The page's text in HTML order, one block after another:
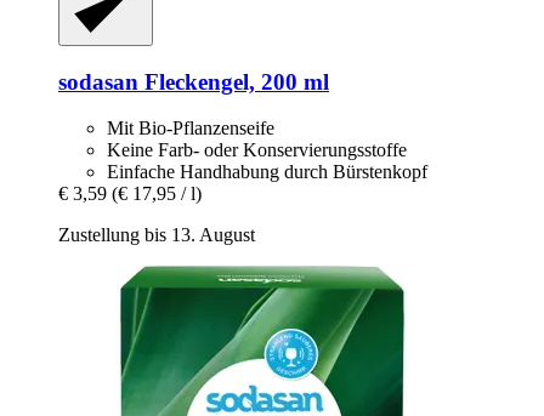
sodasan Fleckengel, 200 ml
Mit Bio-Pflanzenseife
Keine Farb- oder Konservierungsstoffe
Einfache Handhabung durch Bürstenkopf
€ 3,59 (€ 17,95 / l)
Zustellung bis 13. August